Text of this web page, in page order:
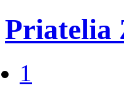
Priatelia
1